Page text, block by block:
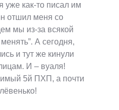
уже как-то писал им
отшил меня со
мы из-за всякой
А сегодня,
и тут же кинули
И – вуаля!
5й ПХП, а почти